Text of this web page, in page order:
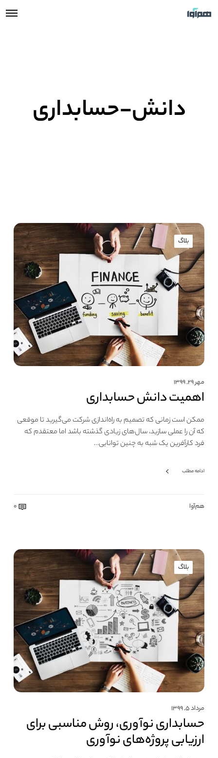
دانش-حسابداری
بلاگ
مهر ۲۹, ۱۳۹۹
اهمیت دانش حسابداری
ممکن است زمانی که تصمیم به راه‌اندازی شرکت می‌گیرید تا موقعی
که آن را عملی سازید، سال‌های زیادی گذشته باشد اما معتقدم که
فرد کارآفرین یک شبه به چنین توانایی…
ادامه مطلب
هم‌آوا 0
بلاگ
مرداد ۵, ۱۳۹۹
حسابداری نوآوری، روش مناسبی برای
ارزیابی پروژه‌های نوآوری